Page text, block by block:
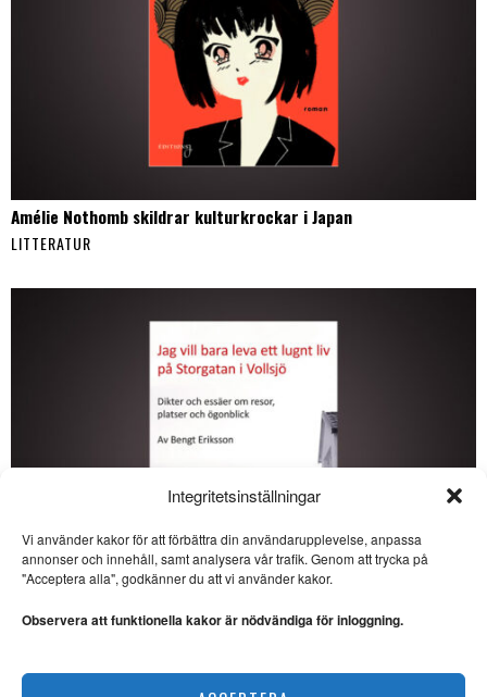
Integritetsinställningar
Vi använder kakor för att förbättra din användarupplevelse, anpassa
annonser och innehåll, samt analysera vår trafik. Genom att trycka på
"Acceptera alla", godkänner du att vi använder kakor.
Observera att funktionella kakor är nödvändiga för inloggning.
Amélie Nothomb skildrar kulturkrockar i Japan
LITTERATUR
Bengt Erikssons nya bok genomsyras av poesi
SE ÄVEN
kultur i socialismens
namn